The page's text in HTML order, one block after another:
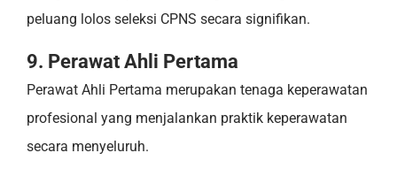
peluang lolos seleksi CPNS secara signifikan.
9. Perawat Ahli Pertama
Perawat Ahli Pertama merupakan tenaga keperawatan
profesional yang menjalankan praktik keperawatan
secara menyeluruh.